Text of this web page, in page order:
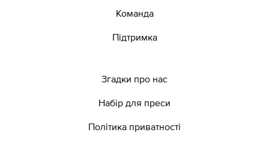
Команда
Підтримка
Згадки про нас
Набір для преси
Політика приватності